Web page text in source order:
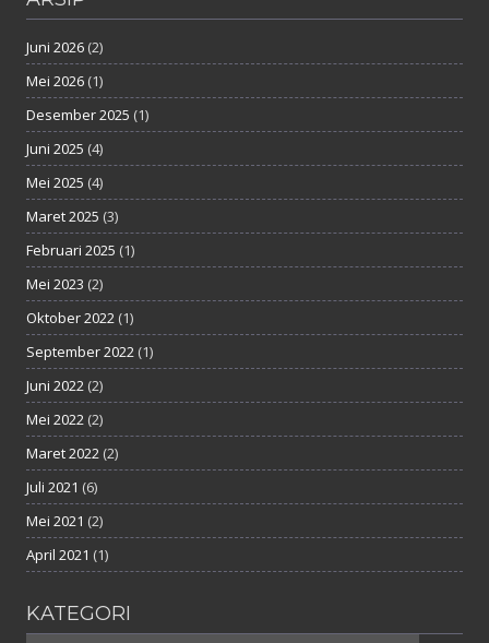
Juni 2026 (2)
Mei 2026 (1)
Desember 2025 (1)
Juni 2025 (4)
Mei 2025 (4)
Maret 2025 (3)
Februari 2025 (1)
Mei 2023 (2)
Oktober 2022 (1)
September 2022 (1)
Juni 2022 (2)
Mei 2022 (2)
Maret 2022 (2)
Juli 2021 (6)
Mei 2021 (2)
April 2021 (1)
KATEGORI